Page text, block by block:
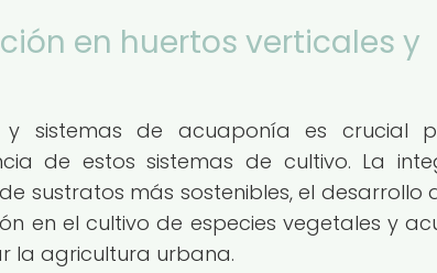
en huertos verticales y
y sistemas de acuaponía es crucial
de estos sistemas de cultivo. La
sustratos más sostenibles, el desarrollo
en el cultivo de especies vegetales y
la agricultura urbana.